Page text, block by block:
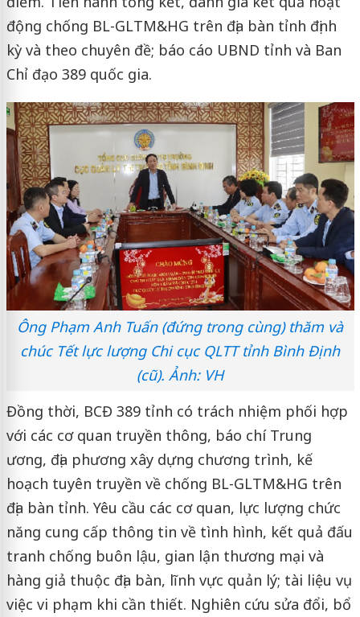
động chống BL-GLTM&HG trên địa bàn tỉnh định
kỳ và theo chuyên đề; báo cáo UBND tỉnh và Ban
Chỉ đạo 389 quốc gia.
Ông Phạm Anh Tuấn (đứng trong cùng) thăm và
chúc Tết lực lượng Chi cục QLTT tỉnh Bình Định
(cũ). Ảnh: VH
Đồng thời, BCĐ 389 tỉnh có trách nhiệm phối hợp
với các cơ quan truyền thông, báo chí Trung
ương, địa phương xây dựng chương trình, kế
hoạch tuyên truyền về chống BL-GLTM&HG trên
địa bàn tỉnh. Yêu cầu các cơ quan, lực lượng chức
năng cung cấp thông tin về tình hình, kết quả đấu
tranh chống buôn lậu, gian lận thương mại và
hàng giả thuộc địa bàn, lĩnh vực quản lý; tài liệu vụ
việc vi phạm khi cần thiết. Nghiên cứu sửa đổi, bổ